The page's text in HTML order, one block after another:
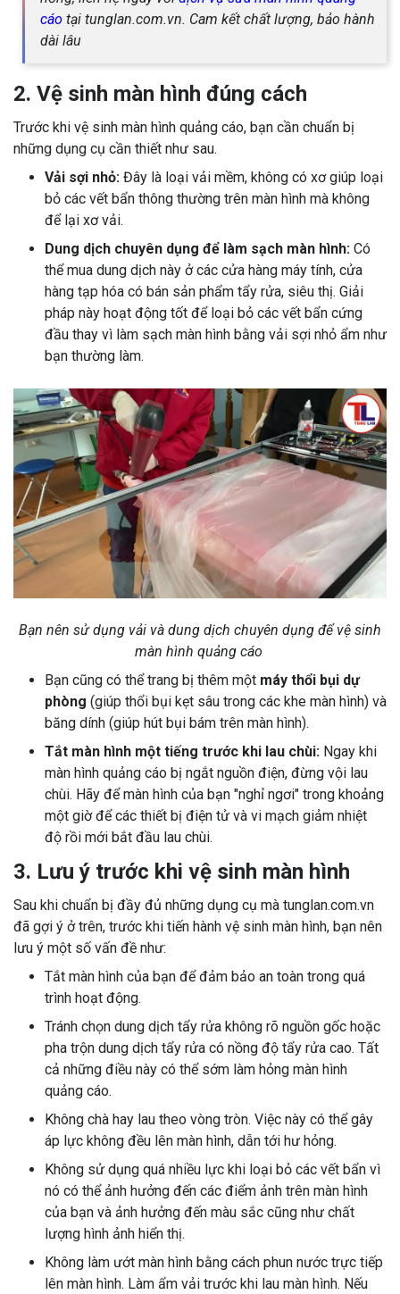
cáo tại tunglan.com.vn. Cam kết chất lượng, bảo hành
dài lâu
2. Vệ sinh màn hình đúng cách
Trước khi vệ sinh màn hình quảng cáo, bạn cần chuẩn bị
những dụng cụ cần thiết như sau.
Vải sợi nhỏ: Đây là loại vải mềm, không có xơ giúp loại
bỏ các vết bẩn thông thường trên màn hình mà không
để lại xơ vải.
Dung dịch chuyên dụng để làm sạch màn hình: Có
thể mua dung dịch này ở các cửa hàng máy tính, cửa
hàng tạp hóa có bán sản phẩm tẩy rửa, siêu thị. Giải
pháp này hoạt động tốt để loại bỏ các vết bẩn cứng
đầu thay vì làm sạch màn hình bằng vải sợi nhỏ ẩm như
bạn thường làm.
Bạn nên sử dụng vải và dung dịch chuyên dụng để vệ sinh
màn hình quảng cáo
Bạn cũng có thể trang bị thêm một máy thổi bụi dự
phòng (giúp thổi bụi kẹt sâu trong các khe màn hình) và
băng dính (giúp hút bụi bám trên màn hình).
Tắt màn hình một tiếng trước khi lau chùi: Ngay khi
màn hình quảng cáo bị ngắt nguồn điện, đừng vội lau
chùi. Hãy để màn hình của bạn "nghỉ ngơi" trong khoảng
một giờ để các thiết bị điện tử và vi mạch giảm nhiệt
độ rồi mới bắt đầu lau chùi.
3. Lưu ý trước khi vệ sinh màn hình
Sau khi chuẩn bị đầy đủ những dụng cụ mà tunglan.com.vn
đã gợi ý ở trên, trước khi tiến hành vệ sinh màn hình, bạn nên
lưu ý một số vấn đề như:
Tắt màn hình của bạn để đảm bảo an toàn trong quá
trình hoạt động.
Tránh chọn dung dịch tẩy rửa không rõ nguồn gốc hoặc
pha trộn dung dịch tẩy rửa có nồng độ tẩy rửa cao. Tất
cả những điều này có thể sớm làm hỏng màn hình
quảng cáo.
Không chà hay lau theo vòng tròn. Việc này có thể gây
áp lực không đều lên màn hình, dẫn tới hư hỏng.
Không sử dụng quá nhiều lực khi loại bỏ các vết bẩn vì
nó có thể ảnh hưởng đến các điểm ảnh trên màn hình
của bạn và ảnh hưởng đến màu sắc cũng như chất
lượng hình ảnh hiển thị.
Không làm ướt màn hình bằng cách phun nước trực tiếp
lên màn hình. Làm ẩm vải trước khi lau màn hình. Nếu